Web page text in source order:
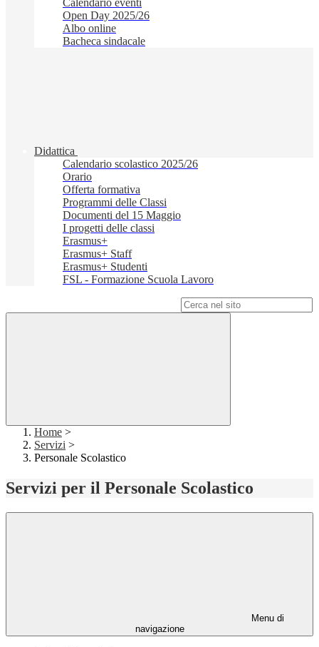
Calendario eventi
Open Day 2025/26
Albo online
Bacheca sindacale
Didattica
Calendario scolastico 2025/26
Orario
Offerta formativa
Programmi delle Classi
Documenti del 15 Maggio
I progetti delle classi
Erasmus+
Erasmus+ Staff
Erasmus+ Studenti
FSL - Formazione Scuola Lavoro
Home >
Servizi >
Personale Scolastico
Servizi per il Personale Scolastico
Menu di
navigazione